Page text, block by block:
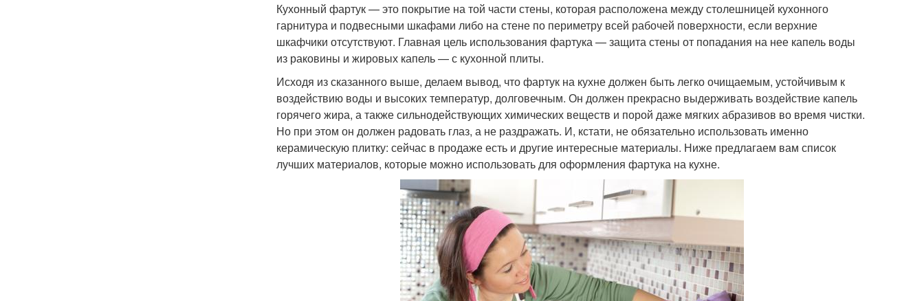
Кухонный фартук — это покрытие на той части стены, которая расположена между столешницей кухонного
гарнитура и подвесными шкафами либо на стене по периметру всей рабочей поверхности, если верхние
шкафчики отсутствуют. Главная цель использования фартука — защита стены от попадания на нее капель воды
из раковины и жировых капель — с кухонной плиты.
Исходя из сказанного выше, делаем вывод, что фартук на кухне должен быть легко очищаемым, устойчивым к
воздействию воды и высоких температур, долговечным. Он должен прекрасно выдерживать воздействие капель
горячего жира, а также сильнодействующих химических веществ и порой даже мягких абразивов во время чистки.
Но при этом он должен радовать глаз, а не раздражать. И, кстати, не обязательно использовать именно
керамическую плитку: сейчас в продаже есть и другие интересные материалы. Ниже предлагаем вам список
лучших материалов, которые можно использовать для оформления фартука на кухне.